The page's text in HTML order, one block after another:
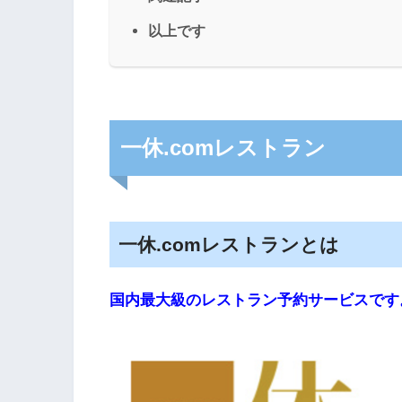
以上です
一休.comレストラン
一休.comレストランとは
国内最大級のレストラン予約サービスで